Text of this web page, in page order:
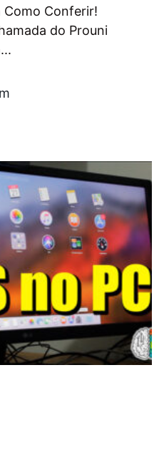
Como Conferir!
do Prouni